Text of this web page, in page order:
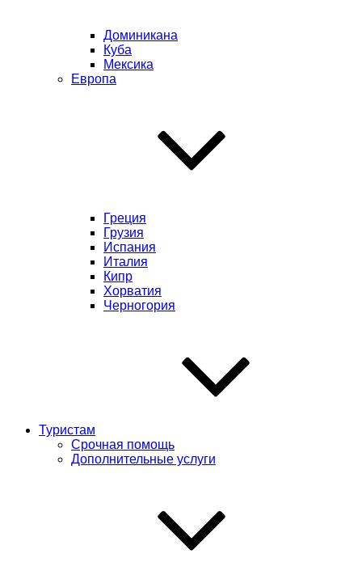
Доминикана
Куба
Мексика
Европа
Греция
Грузия
Испания
Италия
Кипр
Хорватия
Черногория
Туристам
Срочная помощь
Дополнительные услуги